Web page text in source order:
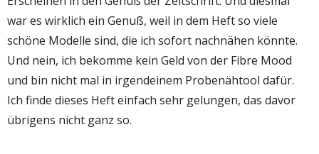
war es wirklich ein Genuß, weil in dem Heft so viele
schöne Modelle sind, die ich sofort nachnähen könnte.
Und nein, ich bekomme kein Geld von der Fibre Mood
und bin nicht mal in irgendeinem Probenähtool dafür.
Ich finde dieses Heft einfach sehr gelungen, das davor
übrigens nicht ganz so.